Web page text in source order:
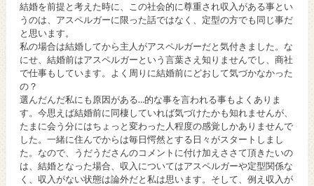
結婚を前提と考えた時に、この社会的に尊重され収入がある事とい
うのは、アスペルガーに限った話ではなく、定型の方でも同じ事だ
と思います。
私の場合は結婚してから主人がアスペルガーだと気付きました。な
にせ、結婚前はアスペルガーという言葉さえ知りませんでし、商社
で仕事もしています。よく周りに結婚前にどおして気づかなかった
の？
選んだんだ私にも原因がある…的な事を言われる事もよくありま
す。今思えば結婚前に同棲していれば気づけたかも知れませんが、
たまに会う分にはちょっと変わった人程度の感覚しかありませんで
した。一緒に住んでからは毎日愕然とする日々がスタートしまし
た。なので、うだうださんのコメントに付け加えささて頂きたいの
は、結婚となった場合、収入についてはアスペルガーや定型関係な
く、収入がない状態は論外だと私は思います。そして、例え収入が